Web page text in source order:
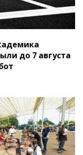
до 7 августа